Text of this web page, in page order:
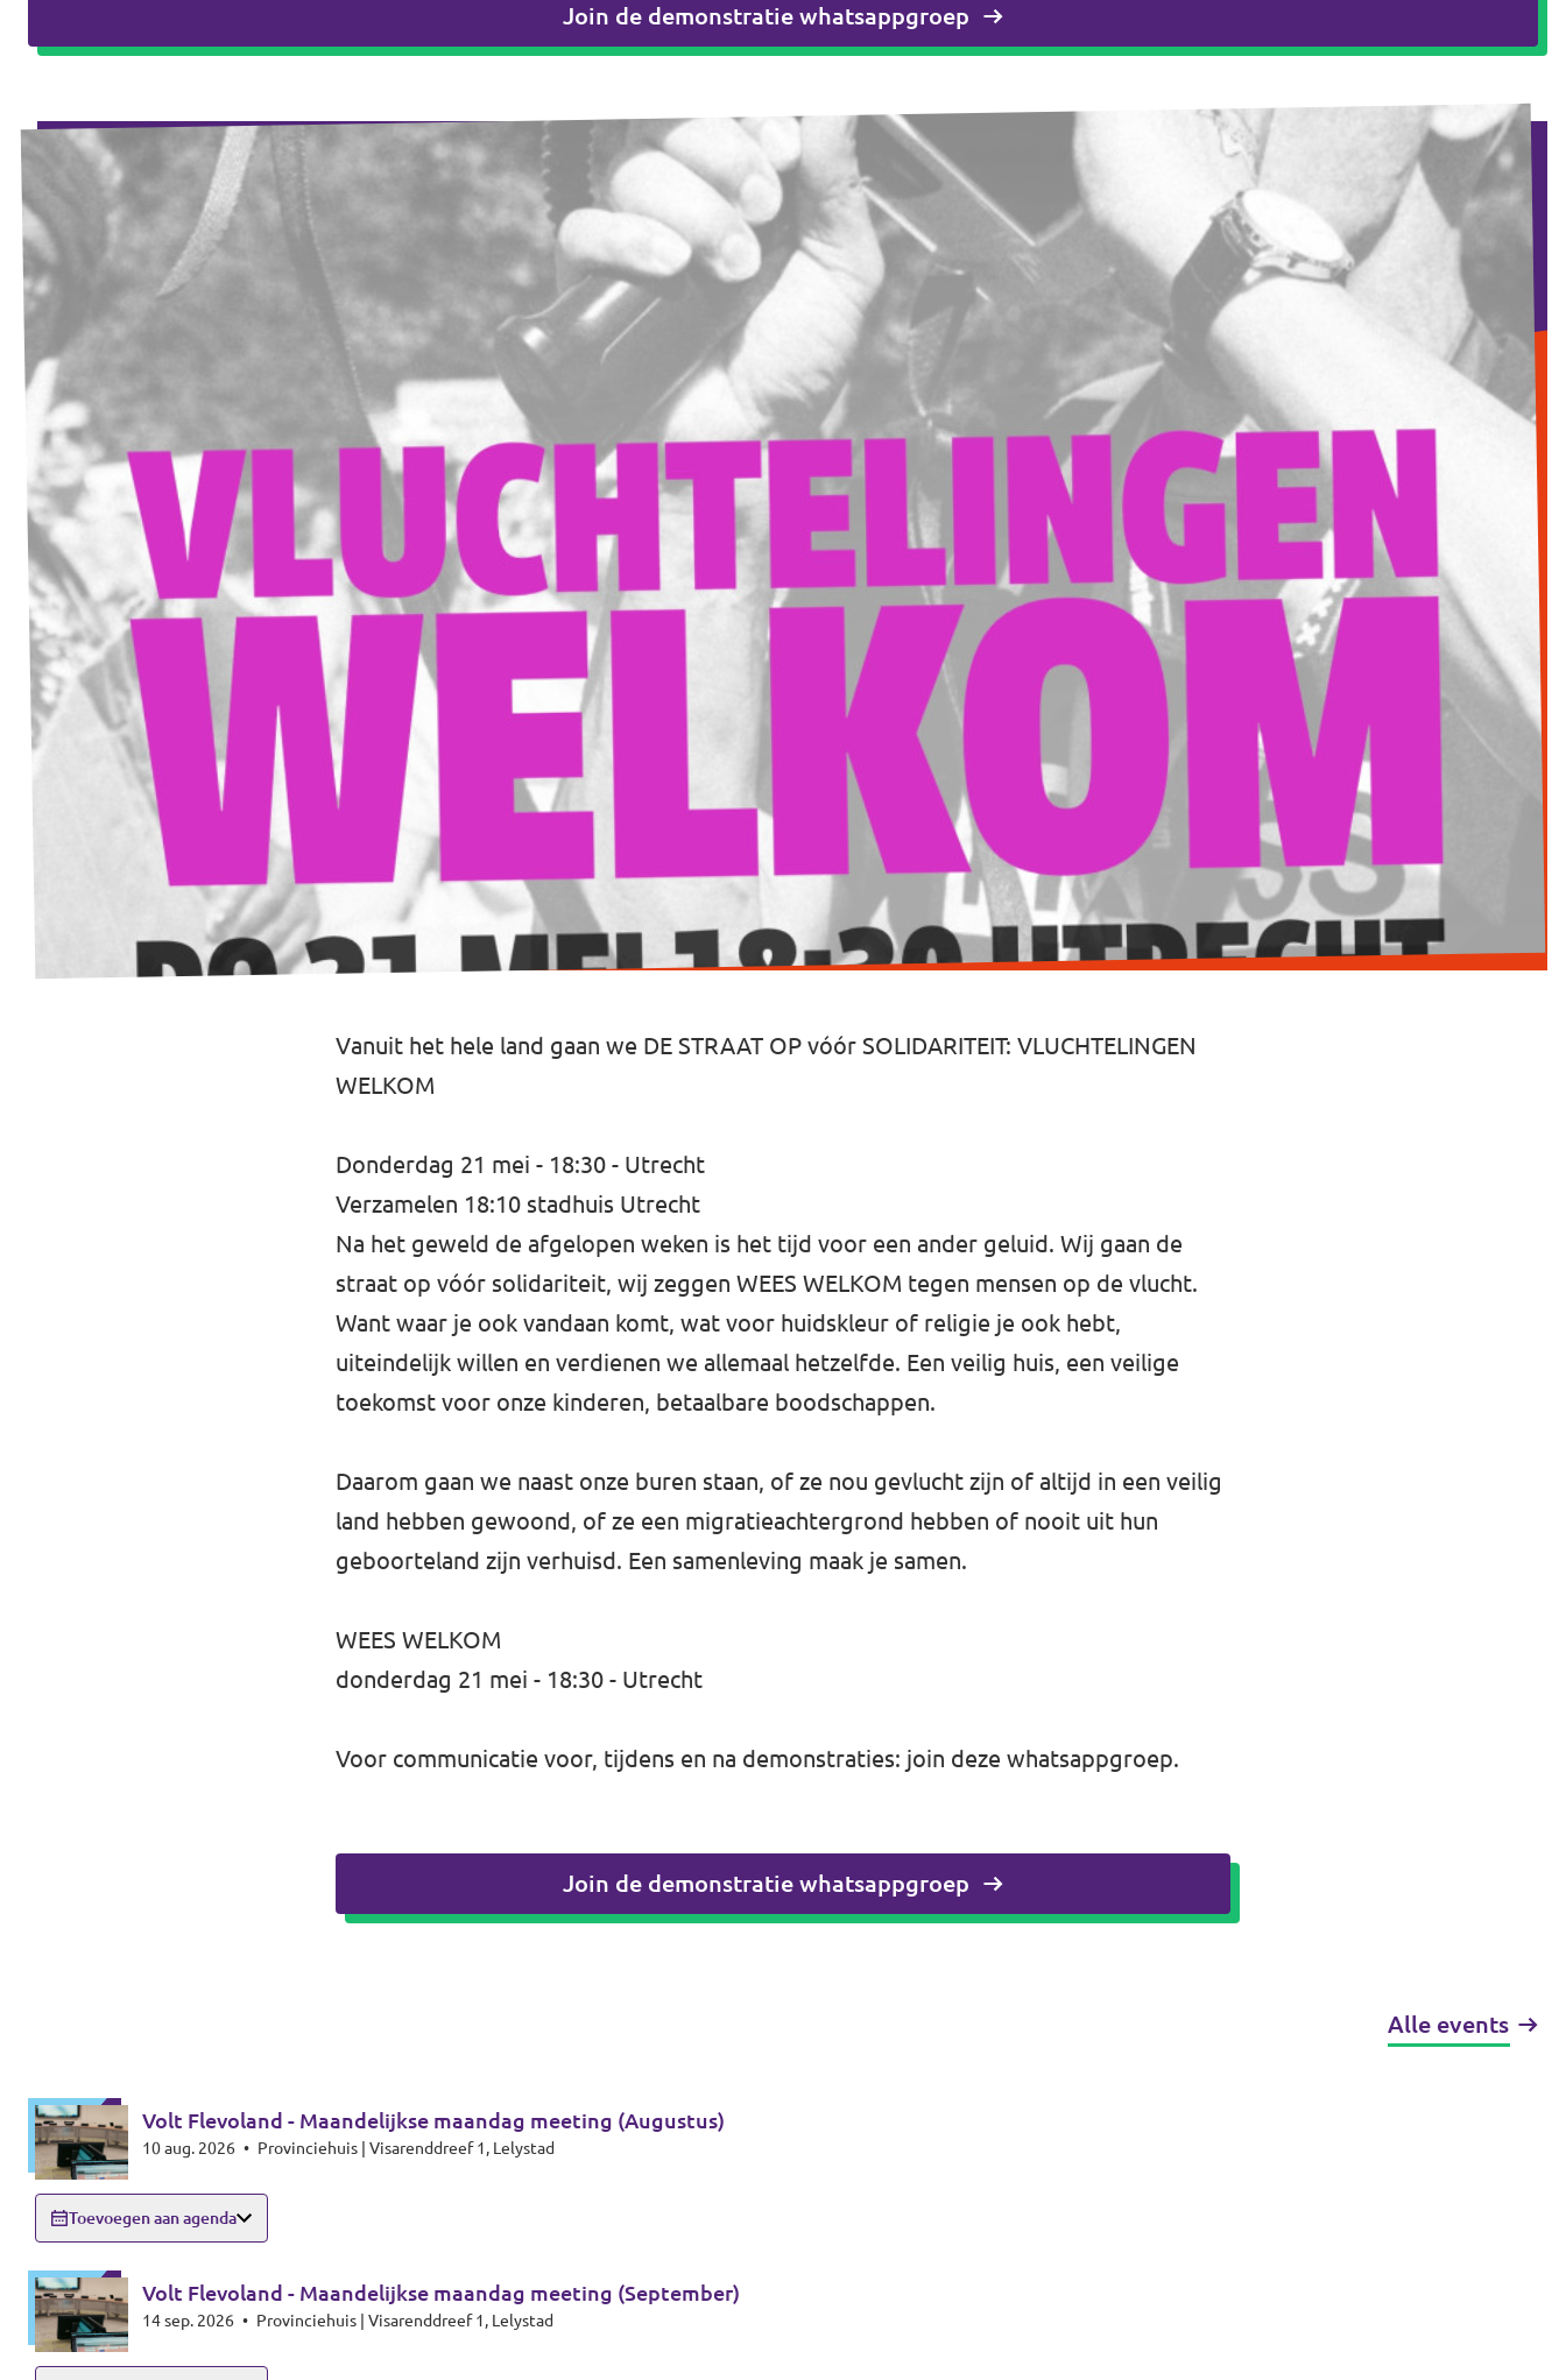
Europese community’s
Europese community’s
Join de demonstratie whatsappgroep
Vanuit het hele land gaan we DE STRAAT OP vóór SOLIDARITEIT: VLUCHTELINGEN
WELKOM
Donderdag 21 mei - 18:30 - Utrecht
Verzamelen 18:10 stadhuis Utrecht
Na het geweld de afgelopen weken is het tijd voor een ander geluid. Wij gaan de
straat op vóór solidariteit, wij zeggen WEES WELKOM tegen mensen op de vlucht.
Want waar je ook vandaan komt, wat voor huidskleur of religie je ook hebt,
uiteindelijk willen en verdienen we allemaal hetzelfde. Een veilig huis, een veilige
toekomst voor onze kinderen, betaalbare boodschappen.
Daarom gaan we naast onze buren staan, of ze nou gevlucht zijn of altijd in een veilig
land hebben gewoond, of ze een migratieachtergrond hebben of nooit uit hun
geboorteland zijn verhuisd. Een samenleving maak je samen.
WEES WELKOM
donderdag 21 mei - 18:30 - Utrecht
Voor communicatie voor, tijdens en na demonstraties: join deze whatsappgroep.
Join de demonstratie whatsappgroep
Alle events
Volt Flevoland - Maandelijkse maandag meeting (Augustus)
10 aug. 2026 • Provinciehuis | Visarenddreef 1, Lelystad
Toevoegen aan agenda
Volt Flevoland - Maandelijkse maandag meeting (September)
14 sep. 2026 • Provinciehuis | Visarenddreef 1, Lelystad